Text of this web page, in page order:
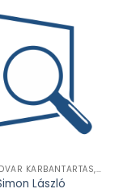
ÉPÜLET, UDVAR KARBANTARTÁS, FELÚJÍTÁS, SZERELÉS
László